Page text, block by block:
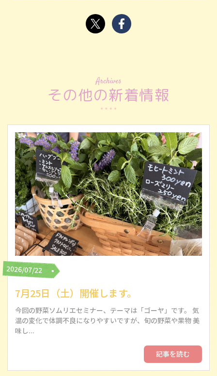
Archives
その他の新着情報
2026/07/22
7月25日（土）開催します。
今回の野菜ソムリエセミナー、テーマは「ゴーヤ」です。 気
温の変化で体調不良になりやすいですが、旬の野菜や果物 美
味し...
記事を読む